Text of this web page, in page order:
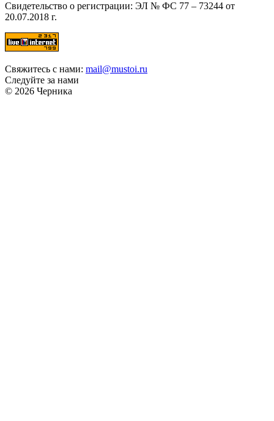
Свидетельство о регистрации: ЭЛ № ФС 77 – 73244 от
20.07.2018 г.
Свяжитесь с нами: mail@mustoi.ru
Следуйте за нами
© 2026 Черника